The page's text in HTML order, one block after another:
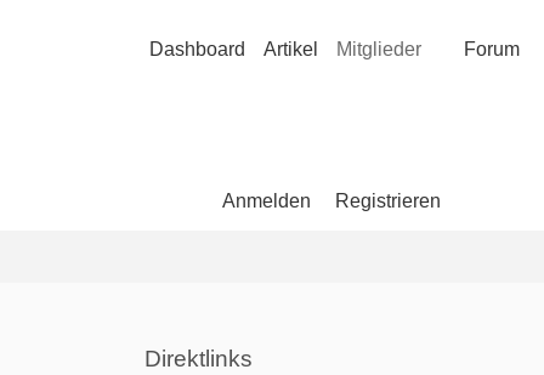
Dashboard Artikel Mitglieder Forum
Anmelden Registrieren
Direktlinks